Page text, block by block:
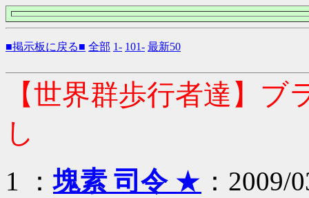
■掲示板に戻る■ 全部 1- 101- 最新50
【世界群歩行者達】
し
1 ：塊素 司令★ ：2009/